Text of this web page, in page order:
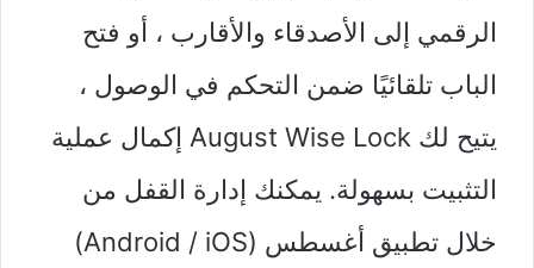
الرقمي إلى الأصدقاء والأقارب ، أو فتح
الباب تلقائيًا ضمن التحكم في الوصول ،
يتيح لك August Wise Lock إكمال عملية
التثبيت بسهولة. يمكنك إدارة القفل من
خلال تطبيق أغسطس (Android / iOS)